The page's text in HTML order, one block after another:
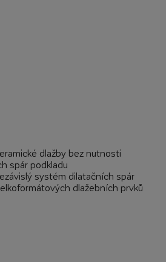
dlažby bez nutnosti
spár podkladu
systém dilatačních spár
dlažebních prvků
na znečištěných